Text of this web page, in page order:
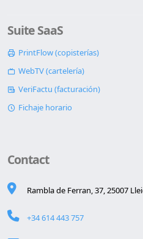
Suite SaaS
PrintFlow (copisterías)
WebTV (cartelería)
VeriFactu (facturación)
Fichaje horario
Contact
Rambla de Ferran, 37, 25007
+34 614 443 757